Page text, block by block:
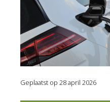
Geplaatst op 28 april 2026